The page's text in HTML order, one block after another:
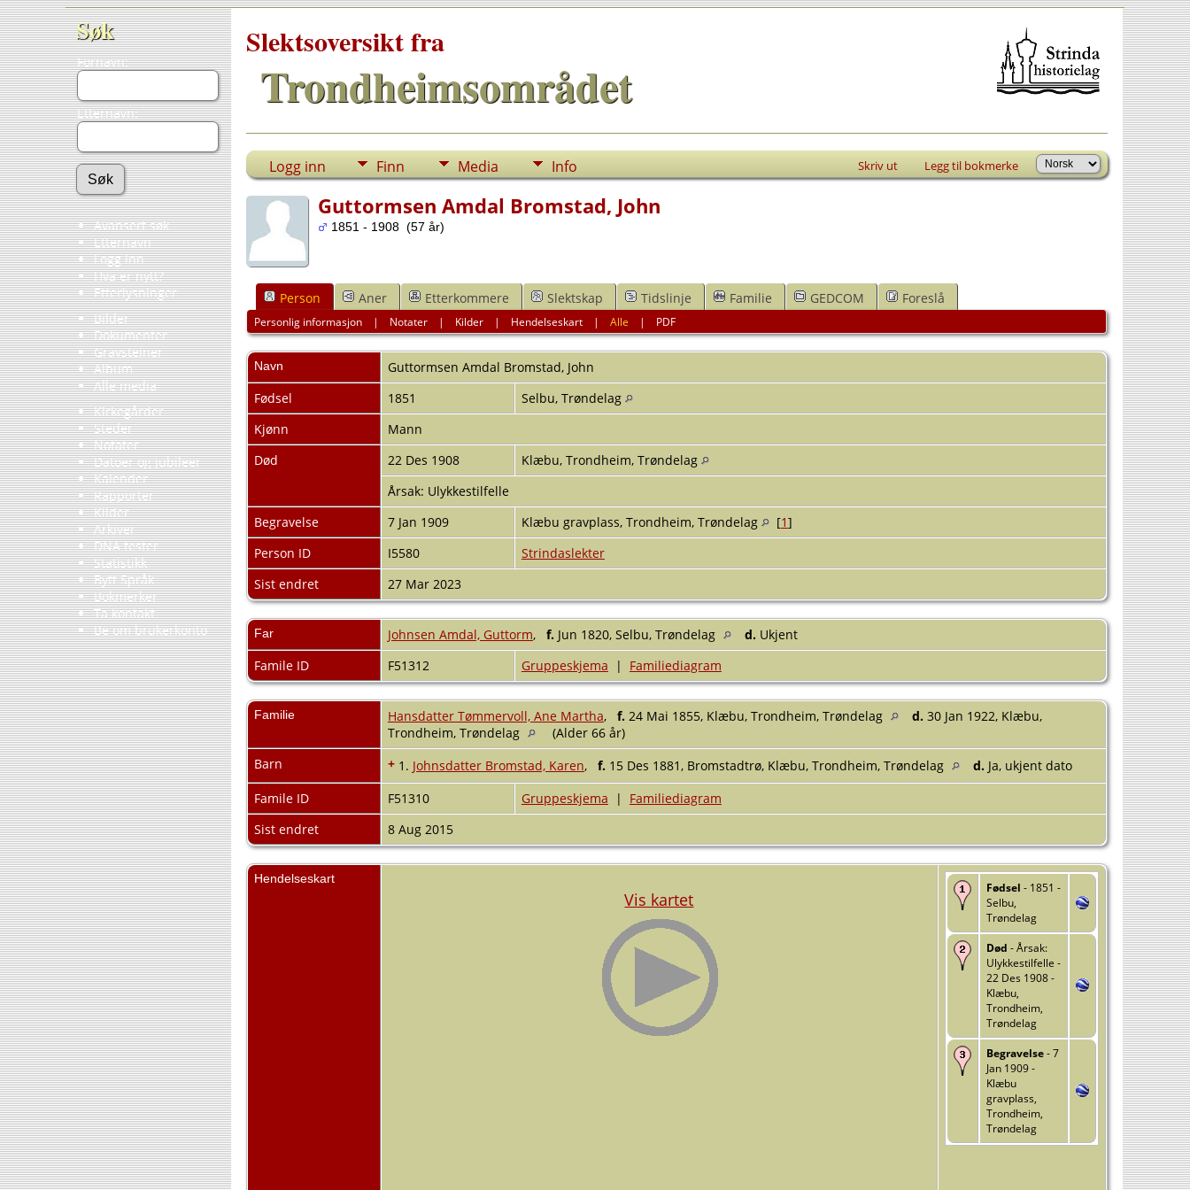
Søk
Fornavn:
Etternavn:
Avansert søk
Etternavn
Logg inn
Hva er nytt?
Etterlysninger
Bilder
Dokumenter
Gravsteiner
Album
Alle media
Kirkegårder
Steder
Notater
Datoer og jubileer
Kalender
Rapporter
Kilder
Arkiver
DNA tester
Statistikk
Bytt Språk
Bokmerker
Ta kontakt
Be om brukerkonto
Slektsoversikt fra
Trondheimsområdet
Logg inn Finn Media Info Skriv ut Legg til bokmerke
Guttormsen Amdal Bromstad, John
1851 - 1908 (57 år)
Person Aner Etterkommere Slektskap Tidslinje Familie GEDCOM Foreslå
Personlig informasjon | Notater | Kilder | Hendelseskart |Alle | PDF
Navn Guttormsen Amdal Bromstad, John
Fødsel
1851
Selbu, Trøndelag
Kjønn
Mann
Død
22 Des 1908
Klæbu, Trondheim, Trøndelag
Årsak: Ulykkestilfelle
Begravelse
7 Jan 1909 Klæbu gravplass, Trondheim, Trøndelag [1]
Person ID
I5580
Strindaslekter
Sist endret
27 Mar 2023
Far Johnsen Amdal, Guttorm, f. Jun 1820, Selbu, Trøndelag d. Ukjent
Famile ID
F51312 Gruppeskjema | Familiediagram
Familie Hansdatter Tømmervoll, Ane Martha, f. 24 Mai 1855, Klæbu, Trondheim, Trøndelag d. 30 Jan 1922, Klæbu,
Trondheim, Trøndelag
(Alder 66 år)
Barn
+ 1. Johnsdatter Bromstad, Karen, f. 15 Des 1881, Bromstadtrø, Klæbu, Trondheim, Trøndelag d. Ja, ukjent dato
Famile ID
F51310 Gruppeskjema | Familiediagram
Sist endret
8 Aug 2015
Hendelseskart
Vis kartet
Fødsel - 1851 -
Selbu,
Trøndelag
Død - Årsak:
Ulykkestilfelle -
22 Des 1908 -
Klæbu,
Trondheim,
Trøndelag
Begravelse- 7
Jan 1909 -
Klæbu
gravplass,
Trondheim,
Trøndelag